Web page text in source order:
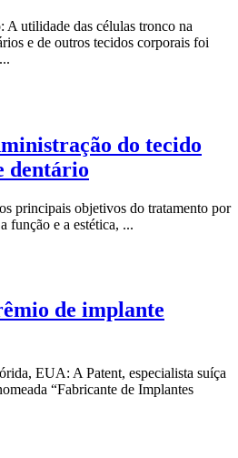
utilidade das células tronco na
e de outros tecidos corporais foi
do tecido
dentário
principais objetivos do tratamento por
função e a estética, ...
de implante
EUA: A Patent, especialista suíça
“Fabricante de Implantes